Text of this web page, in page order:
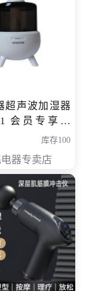
超声波加湿器
会员专享价
库存100
器专卖店